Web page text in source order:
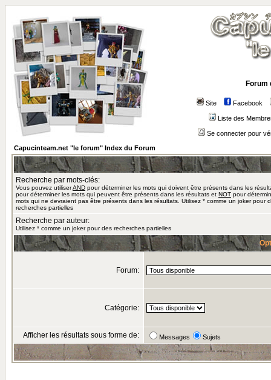
Forum
Site Facebook
Liste des
Se connecter pour
Capucinteam.net "le forum" Index du Forum
Recherche par mots-clés:
Vous pouvez utiliserAND pour déterminer les mots qui doivent être présents dans les
pour déterminer les mots qui peuvent être présents dans les résultats et NOT pour
mots qui ne devraient pas être présents dans les résultats. Utilisez * comme un joker pour
recherches partielles
Recherche par auteur:
Utilisez * comme un joker pour des recherches partielles
Forum:
Catégorie:
Afficher les résultats sous forme de: Messages Sujets